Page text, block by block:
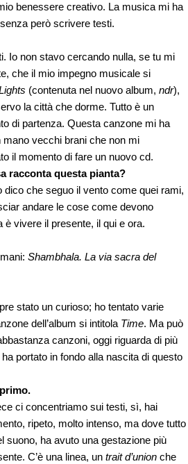
benessere creativo. La musica mi ha
però scrivere testi.
Io non stavo cercando nulla, se tu mi
che il mio impegno musicale si
(contenuta nel nuovo album, ndr),
la città che dorme. Tutto è un
di partenza. Questa canzone mi ha
vecchi brani che non mi
il momento di fare un nuovo cd.
racconta questa pianta?
che seguo il vento come quei rami,
andare le cose come devono
vivere il presente, il qui e ora.
Shambhala. La via sacra del
stato un curioso; ho tentato varie
dell’album si intitola Time. Ma può
canzoni, oggi riguarda di più
portato in fondo alla nascita di questo
ci concentriamo sui testi, sì, hai
ripeto, molto intenso, ma dove tutto
suono, ha avuto una gestazione più
C’è una linea, un trait d’union che